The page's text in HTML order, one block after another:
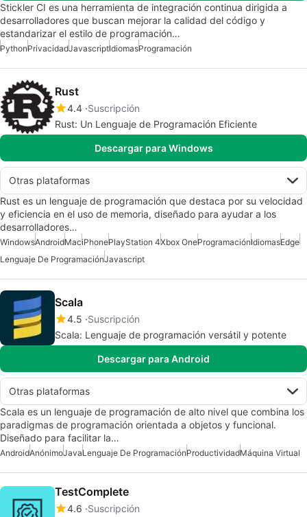
Stickler CI es una herramienta de integración continua dirigida a
desarrolladores que buscan mejorar la calidad del código y
estandarizar el estilo de programación…
PythonPrivacidadJavascriptIdiomasProgramación
Rust
4.4 Suscripción
Rust: Un Lenguaje de Programación Eficiente
Descargar para Windows
Otras plataformas
Rust es un lenguaje de programación que destaca por su velocidad
y eficiencia en el uso de memoria, diseñado para ayudar a los
desarrolladores…
WindowsAndroidMaciPhonePlayStation 4Xbox OneProgramaciónIdiomasEdge
Lenguaje De ProgramaciónJavascript
Scala
4.5 Suscripción
Scala: Lenguaje de programación versátil y potente
Descargar para Android
Otras plataformas
Scala es un lenguaje de programación de alto nivel que combina los
paradigmas de programación orientada a objetos y funcional.
Diseñado para facilitar la…
AndroidAnónimoJavaLenguaje De ProgramaciónProductividadMáquina Virtual
TestComplete
4.6 Suscripción